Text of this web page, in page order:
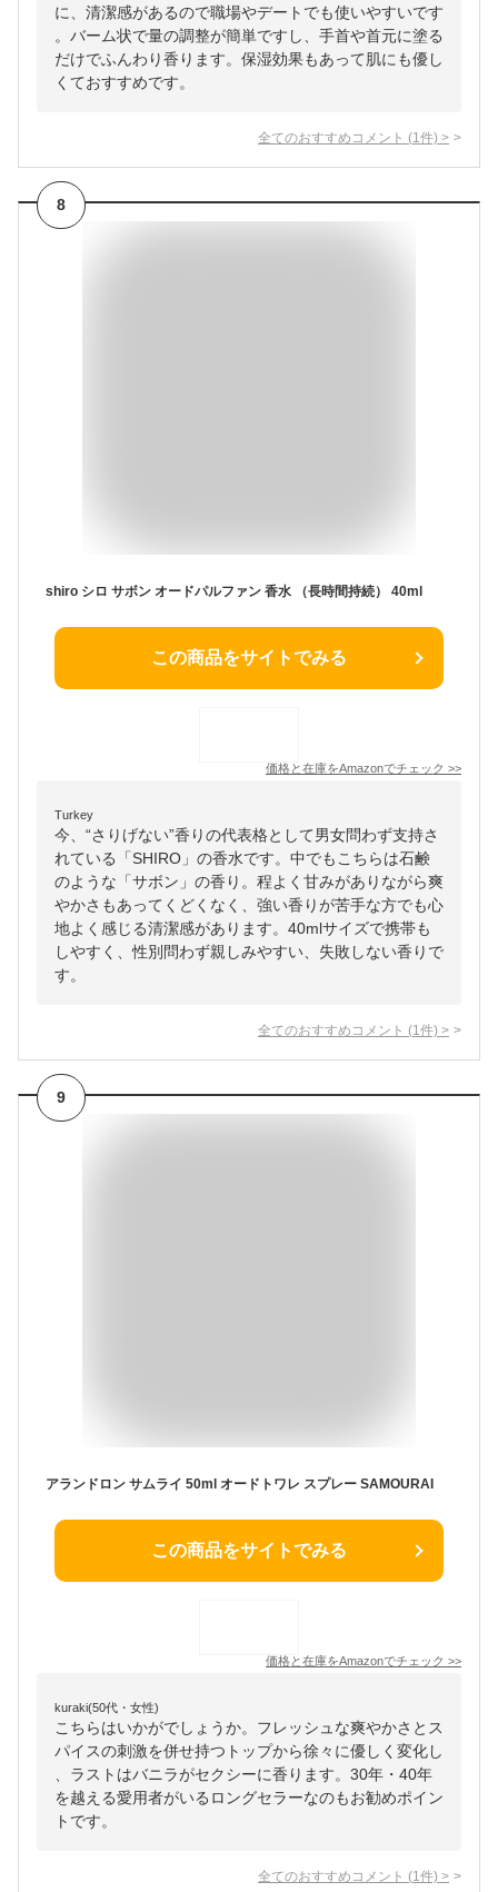
に、清潔感があるので職場やデートでも使いやすいです
。バーム状で量の調整が簡単ですし、手首や首元に塗る
だけでふんわり香ります。保湿効果もあって肌にも優し
くておすすめです。
全てのおすすめコメント (1 件) >
8
shiro シロ サボン オードパルファン 香水 （長時間持続） 40ml
この商品をサイトでみる
価格と在庫をAmazonでチェック >>
Turkey
今、“さりげない”香りの代表格として男女問わず支持さ
れている「SHIRO」の香水です。中でもこちらは石鹸
のような「サボン」の香り。程よく甘みがありながら爽
やかさもあってくどくなく、強い香りが苦手な方でも心
地よく感じる清潔感があります。40mlサイズで携帯も
しやすく、性別問わず親しみやすい、失敗しない香りで
す。
全てのおすすめコメント (1 件) >
9
アランドロン サムライ 50ml オードトワレ スプレー SAMOURAI
この商品をサイトでみる
価格と在庫をAmazonでチェック >>
kuraki(50代・女性)
こちらはいかがでしょうか。フレッシュな爽やかさとス
パイスの刺激を併せ持つトップから徐々に優しく変化し
、ラストはバニラがセクシーに香ります。30年・40年
を越える愛用者がいるロングセラーなのもお勧めポイン
トです。
全てのおすすめコメント (1 件) >